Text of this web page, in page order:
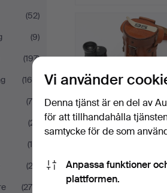
(52)
(9)
(197)
(160)
(75)
(21)
(15)
(23)
(275)
Klubbades 21 apr 2023
11 bud
Vi använder
Denna tjänst är en del av
för att tillhandahålla
samtycke för de som
Anpassa funktioner
plattformen.